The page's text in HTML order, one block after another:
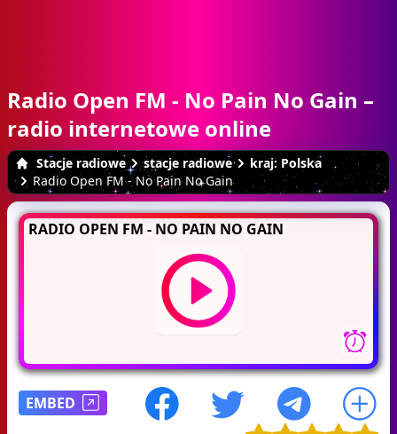
Radio Open FM - No Pain No Gain –
radio internetowe online
Stacje radiowe stacje radiowe
kraj: Polska
Radio Open FM - No Pain No Gain
RADIO OPEN FM - NO PAIN NO GAIN
EMBED